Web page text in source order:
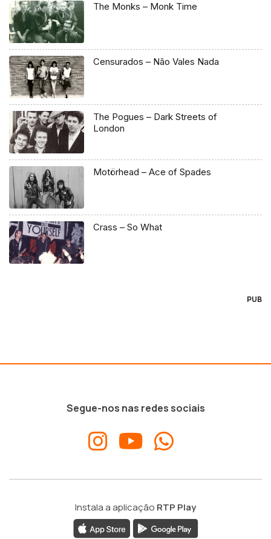
The Monks – Monk Time
Censurados – Não Vales Nada
The Pogues – Dark Streets of
London
Motörhead – Ace of Spades
Crass – So What
PUB
Segue-nos nas redes sociais
Instala a aplicação RTP Play